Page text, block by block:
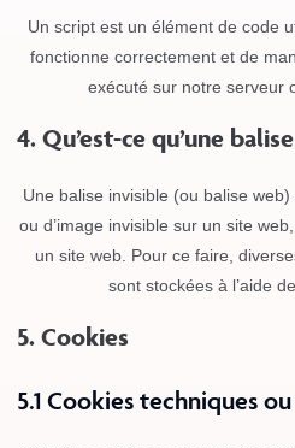
Un script est un élément de code
fonctionne correctement et de
exécuté sur notre serveur
4. Qu’est-ce qu’une
Une balise invisible (ou balise
ou d’image invisible sur un site
un site web. Pour ce faire,
sont stockées à l’aide
5. Cookies
5.1 Cookies techniques